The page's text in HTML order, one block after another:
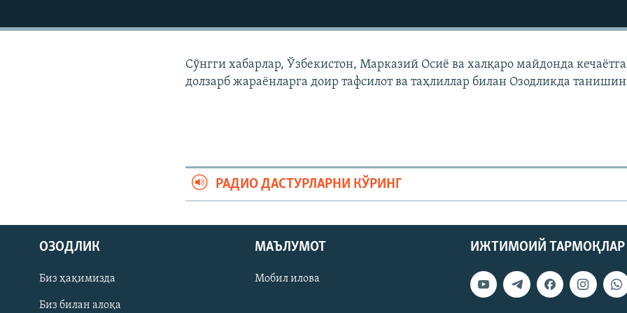
На русском
ИЖТИМОИЙ ТАРМОҚЛАР
Сўнгги хабарлар, Ўзбекистон, Марказий Осиë ва халқаро майдонда
долзарб жараëнларга доир тафсилот ва таҳлиллар билан Озодликда
РАДИО ДАСТУРЛАРНИ КЎРИНГ
ИЖТИМОИЙ ТАРМОҚЛАР
ОЗОДЛИК
Биз ҳақимизда
Биз билан алоқа
МАЪЛУМОТ
Мобил илова